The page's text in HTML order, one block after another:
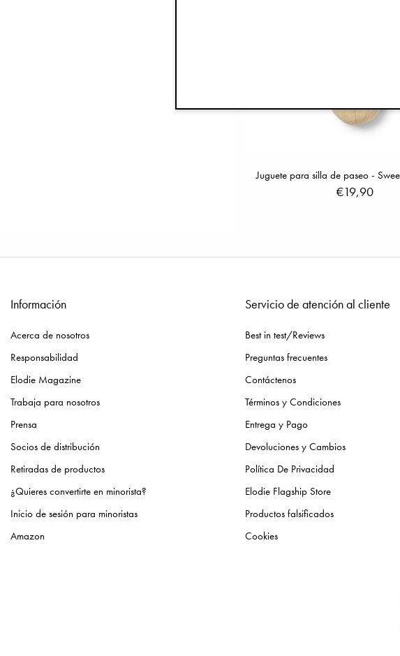
Juguete para silla de paseo -
€19,90
Información
Acerca de nosotros
Responsabilidad
Elodie Magazine
Trabaja para nosotros
Prensa
Socios de distribución
Retiradas de productos
¿Quieres convertirte en minorista?
Inicio de sesión para minoristas
Amazon
Servicio de atención al cliente
Best in test/Reviews
Preguntas frecuentes
Contáctenos
Términos y Condiciones
Entrega y Pago
Devoluciones y Cambios
Política De Privacidad
Elodie Flagship Store
Productos falsificados
Cookies